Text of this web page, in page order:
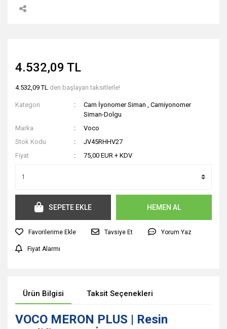
4.532,09 TL
4.532,09 TL den başlayan taksitlerle!
Kategori Cam İyonomer Siman ,Camiyonomer
Siman-Dolgu
Marka
Voco
Stok Kodu
JV45RHHV27
Fiyat
75,00 EUR + KDV
SEPETE EKLE HEMEN AL
Tavsiye Et Yorum Yaz
Fiyat Alarmı
Ürün Bilgisi Taksit Seçenekleri
VOCO MERON PLUS | Resin